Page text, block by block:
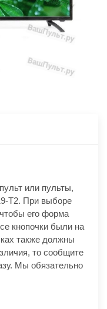
или пульты,
T2. При выборе
его форма
кнопочки были на
также должны
то сообщите
Мы обязательно